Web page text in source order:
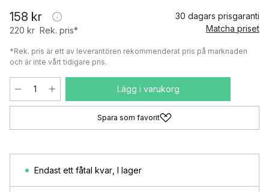
158 kr
220 kr Rek. pris*
30 dagars prisgaranti
Matcha priset
*Rek. pris är ett av leverantören rekommenderat pris på marknaden
och är inte vårt tidigare pris.
Lägg i varukorg
Spara som favorit
Endast ett fåtal kvar I lager